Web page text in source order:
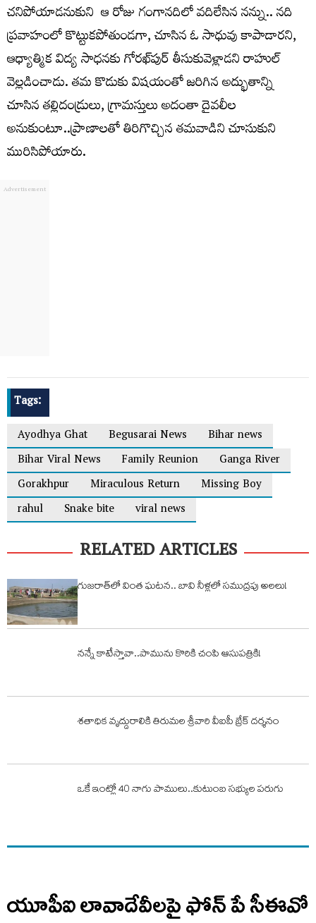
చనిపోయాడనుకుని ఆ రోజు గంగానదిలో వదిలేసిన నన్ను.. నది
ప్రవాహంలో కొట్టుకపోతుండగా, చూసిన ఓ సాధువు కాపాడారని,
ఆధ్యాత్మిక విద్య సాధనకు గోరఖ్‌పుర్‌ తీసుకువెళ్లాడని రాహుల్‌
వెల్లడించాడు. తమ కొడుకు విషయంతో జరిగిన అద్భుతాన్ని
చూసిన తల్లిదండ్రులు, గ్రామస్తులు అదంతా దైవలీల
అనుకుంటూ..ప్రాణాలతో తిరిగొచ్చిన తమవాడిని చూసుకుని
మురిసిపోయారు.
Tags:
Ayodhya Ghat
Begusarai News
Bihar news
Bihar Viral News
Family Reunion
Ganga River
Gorakhpur
Miraculous Return
Missing Boy
rahul
Snake bite viral news
RELATED ARTICLES
గుజరాత్‌లో వింత ఘటన.. బావి నీళ్లలో సముద్రపు అలలు!
నన్నే కాటేస్తావా..పామును కొరికి చంపి ఆసుపత్రికి!
శతాధిక వృద్దురాలికి తిరుమల శ్రీవారి వీఐపీ బ్రేక్ దర్శనం
ఒకే ఇంట్లో 40 నాగు పాములు..కుటుంబ సభ్యుల పరుగు
యూపీఐ లావాదేవీలపై ఫోన్ పే సీఈవో